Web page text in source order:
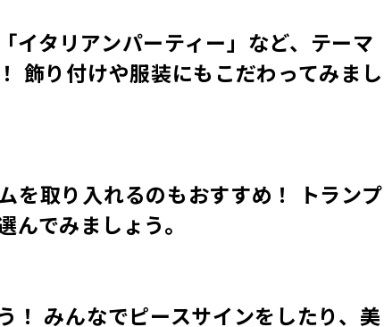
イタリアンパーティー」など、テーマ
飾り付けや服装にもこだわってみまし
を取り入れるのもおすすめ！ トランプ
でみましょう。
！ みんなでピースサインをしたり、美